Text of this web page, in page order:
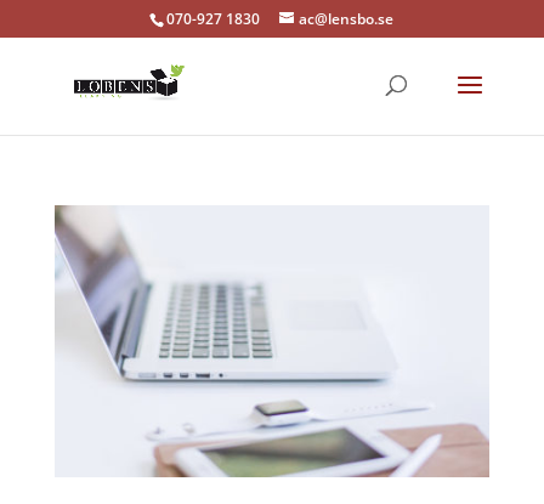
070-927 1830 ac@lensbo.se